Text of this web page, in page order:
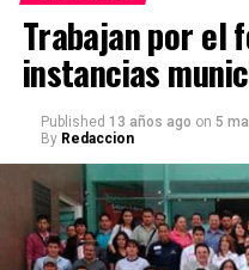
Trabajan por el
instancias
Published 13 años ago on 5
By Redaccion